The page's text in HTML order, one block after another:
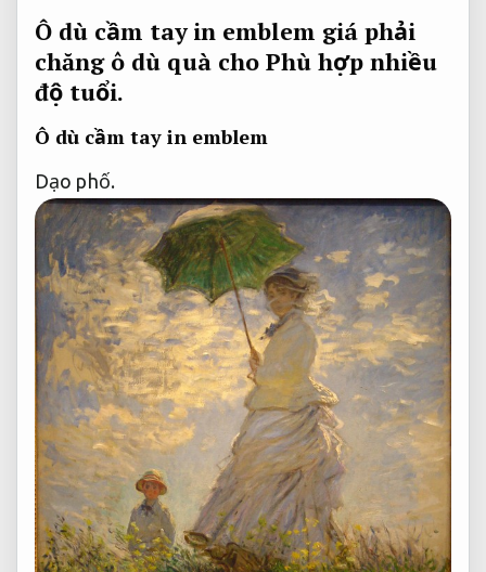
Ô dù cầm tay in emblem giá phải
chăng ô dù quà cho Phù hợp nhiều
độ tuổi.
Ô dù cầm tay in emblem
Dạo phố.